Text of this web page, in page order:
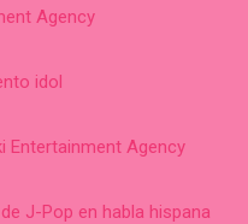
Agency
idol
Entertainment Agency
J-Pop en habla hispana